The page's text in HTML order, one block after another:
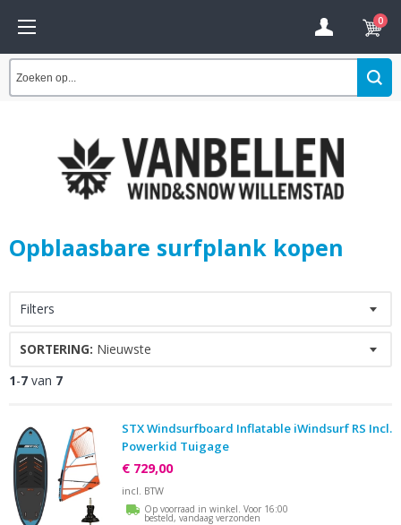
0
Opblaasbare surfplank kopen
Filters
SORTERING: Nieuwste
1-7 van 7
STX Windsurfboard Inflatable iWindsurf RS Incl.
Powerkid Tuigage
€ 729,00
incl. BTW
Op voorraad in winkel. Voor 16:00
besteld, vandaag verzonden